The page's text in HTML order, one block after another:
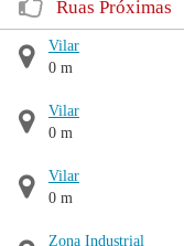
Ruas Próximas
Vilar
0 m
Vilar
0 m
Vilar
0 m
Zona Industrial